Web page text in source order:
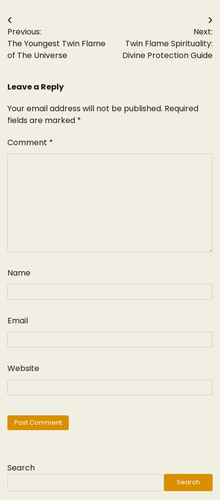
Post
navigation
Previous:
The Youngest Twin Flame
of The Universe
Next:
Twin Flame Spirituality:
Divine Protection Guide
Leave a Reply
Your email address will not be published. Required
fields are marked *
Comment *
Name
Email
Website
Search
Search